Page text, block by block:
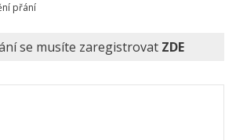
přání
se musíte zaregistrovat ZDE